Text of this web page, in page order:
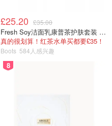
£25.20 £35.00
Fresh Soy洁面乳康普茶护肤套装 100ml
真的很划算！红茶水单买都要£35！
Boots 584人感兴趣
8